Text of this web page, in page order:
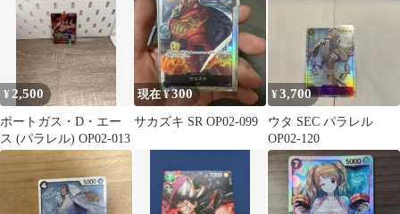
¥ 2,500
ポートガス・D・エー
ス (パラレル) OP02-013
現在 ¥300
サカズキ SR OP02-099
¥3,700
ウタ SEC パラレル
OP02-120